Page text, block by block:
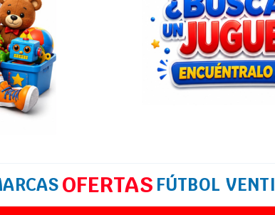
OFERTAS FÚTBOL